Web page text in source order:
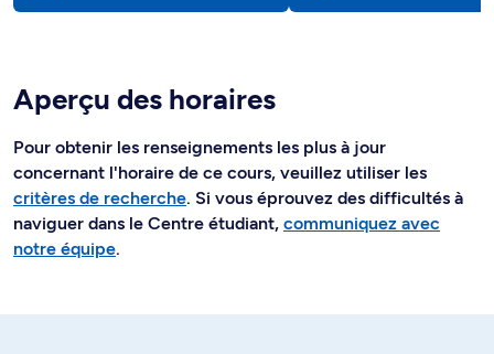
Aperçu des horaires
Pour obtenir les renseignements les plus à jour
concernant l'horaire de ce cours, veuillez utiliser les
critères de recherche. Si vous éprouvez des difficultés à
naviguer dans le Centre étudiant, communiquez avec
notre équipe.